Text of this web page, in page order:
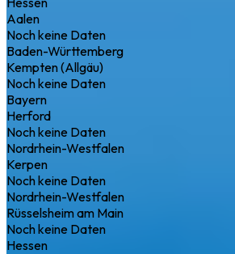
Aalen
Noch keine Daten
Baden-Württemberg
Kempten (Allgäu)
Noch keine Daten
Bayern
Herford
Noch keine Daten
Nordrhein-Westfalen
Kerpen
Noch keine Daten
Nordrhein-Westfalen
Rüsselsheim am Main
Noch keine Daten
Hessen